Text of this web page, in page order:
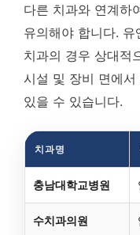
다른 치과와 연계하
유의해야 합니다.
치과의 경우 상대적
시설 및 장비 면에
있을 수 있습니다.
치과명
충남대학교병원
수치과의원